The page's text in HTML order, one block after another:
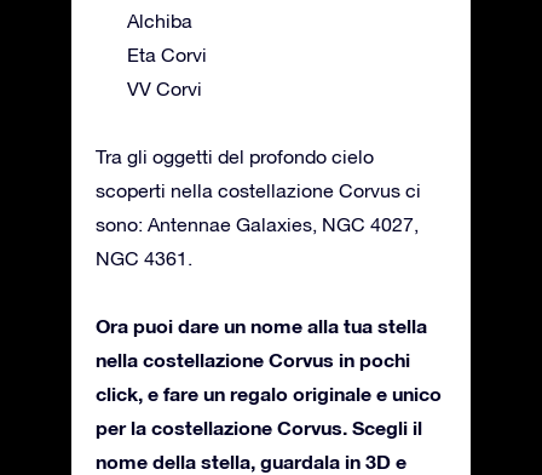
Alchiba
Eta Corvi
VV Corvi
Tra gli oggetti del profondo cielo
scoperti nella costellazione Corvus ci
sono: Antennae Galaxies, NGC 4027,
NGC 4361.
Ora puoi dare un nome alla tua stella
nella costellazione Corvus in pochi
click, e fare un regalo originale e unico
per la costellazione Corvus. Scegli il
nome della stella, guardala in 3D e